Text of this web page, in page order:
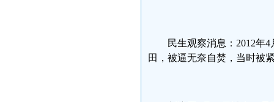
民生观察消息：2012年
田，被逼无奈自焚，当时被